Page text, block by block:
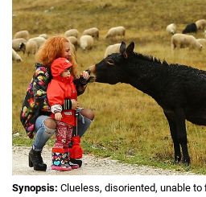
Synopsis: Clueless, disoriented, unable